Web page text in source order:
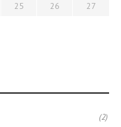
25 26
27
(2)